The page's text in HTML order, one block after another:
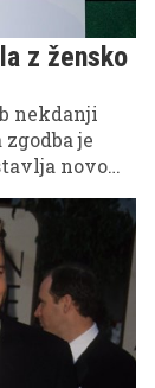
z žensko
nekdanji
je
novo